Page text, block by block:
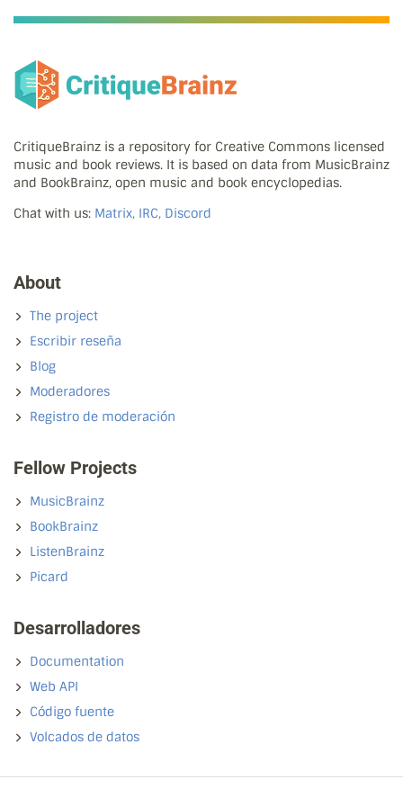
CritiqueBrainz is a repository for Creative Commons licensed
music and book reviews. It is based on data from MusicBrainz
and BookBrainz, open music and book encyclopedias.
Chat with us: Matrix, IRC, Discord
About
The project
Escribir reseña
Blog
Moderadores
Registro de moderación
Fellow Projects
MusicBrainz
BookBrainz
ListenBrainz
Picard
Desarrolladores
Documentation
Web API
Código fuente
Volcados de datos